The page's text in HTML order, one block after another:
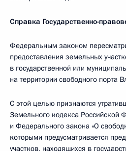
Справка Государственно-
Федеральным законом
предоставления земельных
в государственной или
на территории свободного порта
С этой целью признаются
Земельного кодекса Российской
и Федерального закона «О
которыми предусматривается
участков, находящихся в